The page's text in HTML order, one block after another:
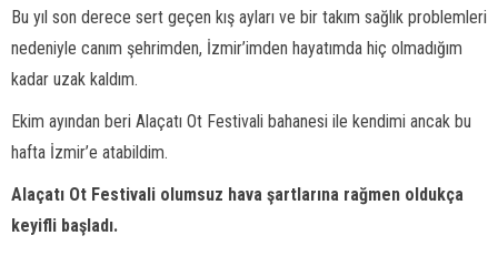
Bu yıl son derece sert geçen kış ayları ve bir takım sağlık problemleri
nedeniyle canım şehrimden, İzmir’imden hayatımda hiç olmadığım
kadar uzak kaldım.
Ekim ayından beri Alaçatı Ot Festivali bahanesi ile kendimi ancak bu
hafta İzmir’e atabildim.
Alaçatı Ot Festivali olumsuz hava şartlarına rağmen oldukça
keyifli başladı.